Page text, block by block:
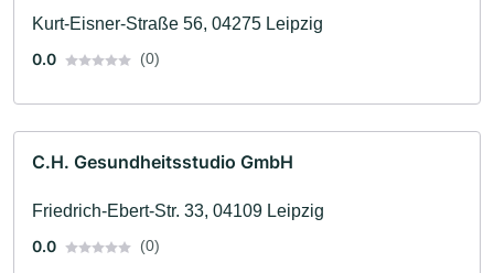
Kurt-Eisner-Straße 56, 04275 Leipzig
0.0
(0)
C.H. Gesundheitsstudio GmbH
Friedrich-Ebert-Str. 33, 04109 Leipzig
0.0
(0)